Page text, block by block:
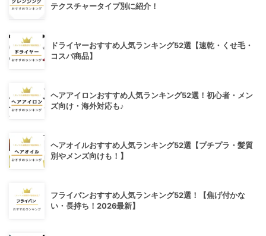
テクスチャータイプ別に紹介！
ドライヤーおすすめ人気ランキング52選【速乾・くせ毛・
コスパ商品】
ヘアアイロンおすすめ人気ランキング52選！初心者・メン
ズ向け・海外対応も♪
ヘアオイルおすすめ人気ランキング52選【プチプラ・髪質
別やメンズ向けも！】
フライパンおすすめ人気ランキング52選！【焦げ付かな
い・長持ち！2026最新】